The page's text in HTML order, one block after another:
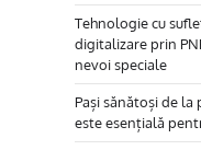
Tehnologie cu
digitalizare prin
nevoi speciale
Pași sănătoși de
este esențială